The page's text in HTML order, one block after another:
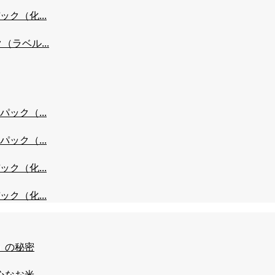
ク（化...
ラベル...
ック（...
ック（...
ク（化...
ク（化...
の秘密